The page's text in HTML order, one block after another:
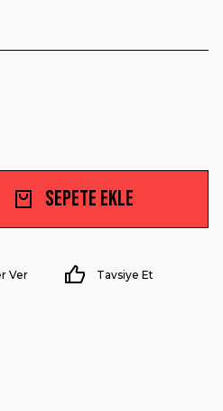
Sepete Ekle
Ver Tavsiye Et